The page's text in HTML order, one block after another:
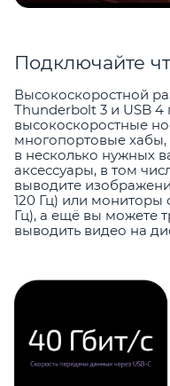
Подключайте
Высокоскоростной
Thunderbolt 3 и USB 4
высокоскоростные
многопортовые
в несколько нужных
аксессуары, в том
выводите
120 Гц) или
Гц), а ещё вы можете
выводить видео на